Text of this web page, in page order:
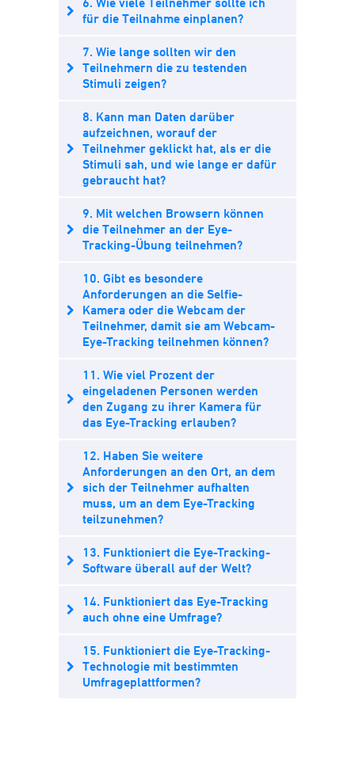
für die Teilnahme einplanen?
7. Wie lange sollten wir den
Teilnehmern die zu testenden
Stimuli zeigen?
8. Kann man Daten darüber
aufzeichnen, worauf der
Teilnehmer geklickt hat, als er die
Stimuli sah, und wie lange er dafür
gebraucht hat?
9. Mit welchen Browsern können
die Teilnehmer an der Eye-
Tracking-Übung teilnehmen?
10. Gibt es besondere
Anforderungen an die Selfie-
Kamera oder die Webcam der
Teilnehmer, damit sie am Webcam-
Eye-Tracking teilnehmen können?
11. Wie viel Prozent der
eingeladenen Personen werden
den Zugang zu ihrer Kamera für
das Eye-Tracking erlauben?
12. Haben Sie weitere
Anforderungen an den Ort, an dem
sich der Teilnehmer aufhalten
muss, um an dem Eye-Tracking
teilzunehmen?
13. Funktioniert die Eye-Tracking-
Software überall auf der Welt?
14. Funktioniert das Eye-Tracking
auch ohne eine Umfrage?
15. Funktioniert die Eye-Tracking-
Technologie mit bestimmten
Umfrageplattformen?